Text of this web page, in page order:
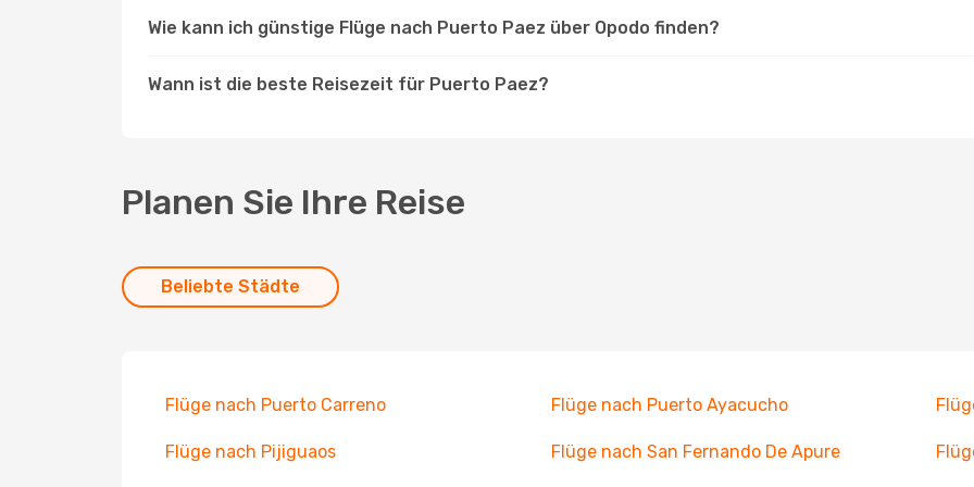
Wie kann ich günstige Flüge nach Puerto Paez über Opodo finden?
Wann ist die beste Reisezeit für Puerto Paez?
Planen Sie Ihre Reise
Beliebte Städte
Flüge nach Puerto Carreno Flüge nach Puerto Ayacucho
Flüge nach Pijiguaos Flüge nach San Fernando De Apure